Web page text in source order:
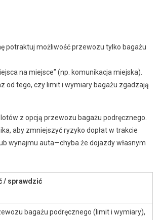
potraktuj możliwość przewozu tylko bagażu
na miejsce” (np. komunikacja miejska).
od tego, czy limit i wymiary bagażu zgadzają
z opcją przewozu bagażu podręcznego.
aby zmniejszyć ryzyko dopłat w trakcie
wynajmu auta—chyba że dojazdy własnym
/ sprawdzić
bagażu podręcznego (limit i wymiary),